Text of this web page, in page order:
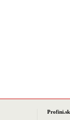
Profini.sk